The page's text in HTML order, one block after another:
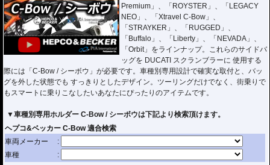
Premium」、「ROYSTER」、「LEGACY
NEO」、「Xtravel C-Bow」、
「STRAYKER」、「RUGGED」、
「Buffalo」、「Liberty」、「NEVADA」、
「Orbit」をラインナップ。これらのサイドバ
ッグを DUCATI スクランブラーに 使用する
際には「C-Bow / シーボウ」が必要です。車種別専用設計で確実な取付と、バッ
グを外した状態でも すっきりとしたデザイン。ツーリングだけでなく、街乗りで
もスマートに乗りこなしたいあなたにぴったりのアイテムです。
▼車種別専用ホルダー C-Bow / シーボウは下記より検索頂けます。